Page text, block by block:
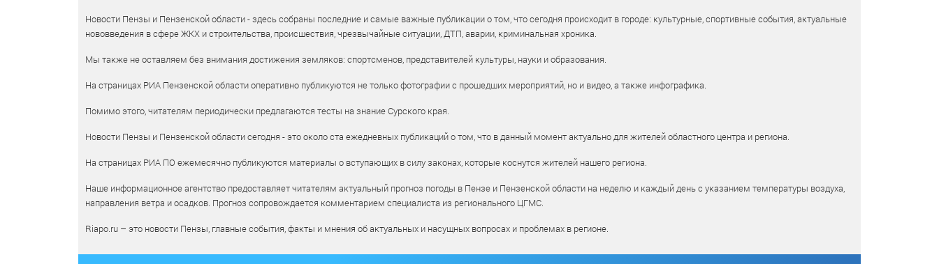
Новости Пензы и Пензенской области - здесь собраны последние и самые важные публикации о том, что сегодня происходит в городе: культурные, спортивные события, актуальные
нововведения в сфере ЖКХ и строительства, происшествия, чрезвычайные ситуации, ДТП, аварии, криминальная хроника.
Мы также не оставляем без внимания достижения земляков: спортсменов, представителей культуры, науки и образования.
На страницах РИА Пензенской области оперативно публикуются не только фотографии с прошедших мероприятий, но и видео, а также инфографика.
Помимо этого, читателям периодически предлагаются тесты на знание Сурского края.
Новости Пензы и Пензенской области сегодня - это около ста ежедневных публикаций о том, что в данный момент актуально для жителей областного центра и региона.
На страницах РИА ПО ежемесячно публикуются материалы о вступающих в силу законах, которые коснутся жителей нашего региона.
Наше информационное агентство предоставляет читателям актуальный прогноз погоды в Пензе и Пензенской области на неделю и каждый день с указанием температуры воздуха,
направления ветра и осадков. Прогноз сопровождается комментарием специалиста из регионального ЦГМС.
Riapo.ru – это новости Пензы, главные события, факты и мнения об актуальных и насущных вопросах и проблемах в регионе.